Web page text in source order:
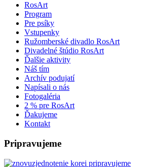
RosArt
Program
Pre psíky
Vstupenky
Ružomberské divadlo RosArt
Divadelné štúdio RosArt
Ďalšie aktivity
Náš tím
Archív podujatí
Napísali o nás
Fotogaléria
2 % pre RosArt
Ďakujeme
Kontakt
Pripravujeme